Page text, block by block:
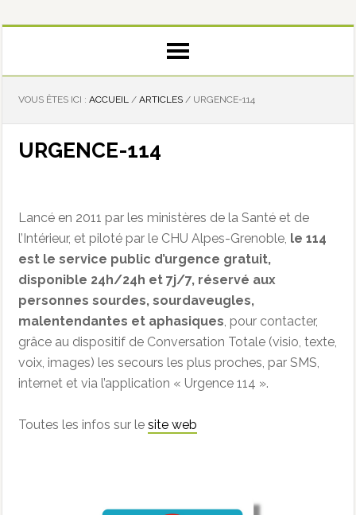
VOUS ÊTES ICI :ACCUEIL / ARTICLES / URGENCE-114
URGENCE-114
Lancé en 2011 par les ministères de la Santé et de
l’Intérieur, et piloté par le CHU Alpes-Grenoble, le 114
est le service public d’urgence gratuit,
disponible 24h/24h et 7j/7, réservé aux
personnes sourdes, sourdaveugles,
malentendantes et aphasiques, pour contacter,
grâce au dispositif de Conversation Totale (visio, texte,
voix, images) les secours les plus proches, par SMS,
internet et via l’application « Urgence 114 ».
Toutes les infos sur lesite web